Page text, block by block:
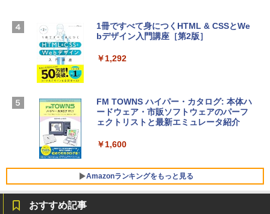
D - シルバー
SSD インテル Core 5
￥129,800
Core i5/16GB/SSD 512GB/ホワイト) FM
VWK3E15W_AZ
Robloxギフトカード - 2,000 Robux 【限
定バーチャルアイテムを含む】 【オンラ
ラインコード版
Windows版 | Minecraft (マインクラフ
ト): Java & Bedrock Edition | オンライ
1冊ですべて身につくHTML & CSSとWe
bデザイン入門講座［第2版］
￥1,292
FM TOWNS ハイパー・カタログ: 本体ハ
ードウェア・市販ソフトウェアのパーフ
ェクトリストと最新エミュレータ紹介
￥1,600
Amazonランキングをもっと見る
おすすめ記事